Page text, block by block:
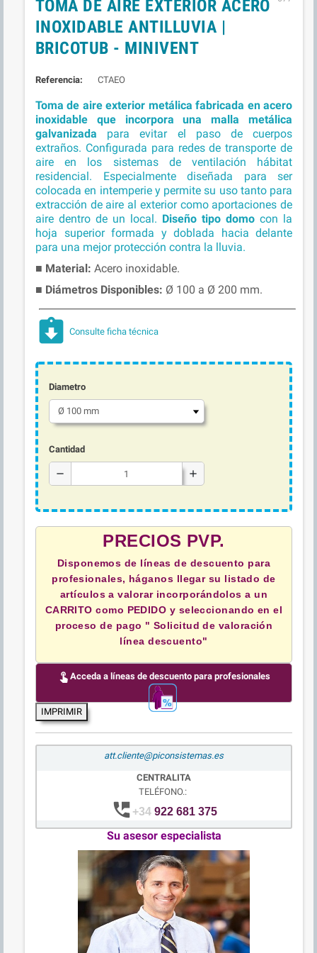
TOMA DE AIRE EXTERIOR ACERO
INOXIDABLE ANTILLUVIA |
BRICOTUB - MINIVENT
Referencia: CTAEO
Toma de aire exterior metálica fabricada en acero
inoxidable que incorpora una malla metálica
galvanizada para evitar el paso de cuerpos
extraños. Configurada para redes de transporte de
aire en los sistemas de ventilación hábitat
residencial. Especialmente diseñada para ser
colocada en intemperie y permite su uso tanto para
extracción de aire al exterior como aportaciones de
aire dentro de un local. Diseño tipo domo con la
hoja superior formada y doblada hacia delante
para una mejor protección contra la lluvia.
■ Material: Acero inoxidable.
■ Diámetros Disponibles: Ø 100 a Ø 200 mm.
assignment_returned Consulte ficha técnica
Diametro
Cantidad
remove add
PRECIOS PVP.
Disponemos de líneas de descuento para
profesionales, háganos llegar su listado de
artículos a valorar incorporándolos a un
CARRITO como PEDIDO y seleccionando en el
proceso de pago " Solicitud de valoración
línea descuento"
touch_app Acceda a líneas de descuento para profesionales
IMPRIMIR
att.cliente@piconsistemas.es
CENTRALITA
TELÉFONO.:
perm_phone_msg+34 922 681 375
Su asesor especialista